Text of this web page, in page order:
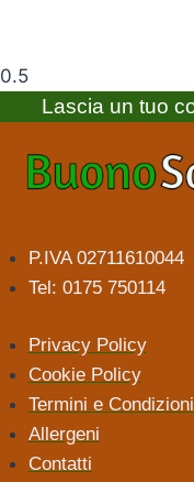
Lascia un tuo
P.IVA 02711610044
Tel: 0175 750114
Privacy Policy
Cookie Policy
Termini e Condizioni
Allergeni
Contatti